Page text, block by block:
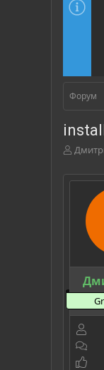
Форум
А
т